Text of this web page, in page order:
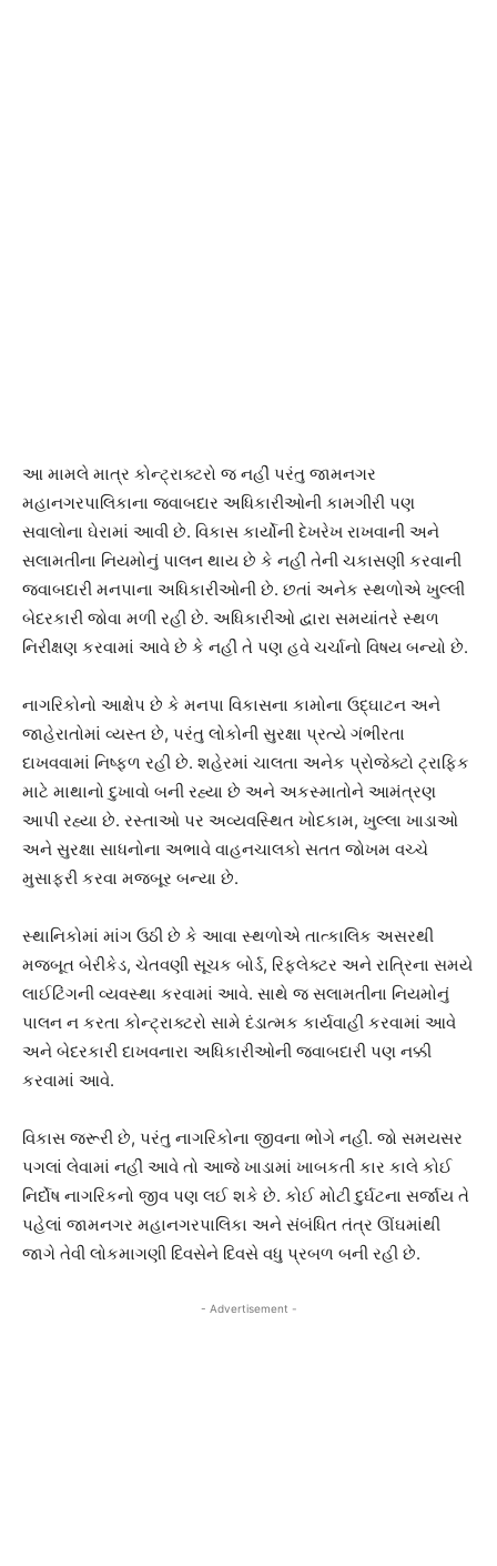
આ મામલે માત્ર કોન્ટ્રાક્ટરો જ નહીં પરંતુ જામનગર
મહાનગરપાલિકાના જવાબદાર અધિકારીઓની કામગીરી પણ
સવાલોના ઘેરામાં આવી છે. વિકાસ કાર્યોની દેખરેખ રાખવાની અને
સલામતીના નિયમોનું પાલન થાય છે કે નહીં તેની ચકાસણી કરવાની
જવાબદારી મનપાના અધિકારીઓની છે. છતાં અનેક સ્થળોએ ખુલ્લી
બેદરકારી જોવા મળી રહી છે. અધિકારીઓ દ્વારા સમયાંતરે સ્થળ
નિરીક્ષણ કરવામાં આવે છે કે નહીં તે પણ હવે ચર્ચાનો વિષય બન્યો છે.
નાગરિકોનો આક્ષેપ છે કે મનપા વિકાસના કામોના ઉદ્ઘાટન અને
જાહેરાતોમાં વ્યસ્ત છે, પરંતુ લોકોની સુરક્ષા પ્રત્યે ગંભીરતા
દાખવવામાં નિષ્ફળ રહી છે. શહેરમાં ચાલતા અનેક પ્રોજેક્ટો ટ્રાફિક
માટે માથાનો દુખાવો બની રહ્યા છે અને અકસ્માતોને આમંત્રણ
આપી રહ્યા છે. રસ્તાઓ પર અવ્યવસ્થિત ખોદકામ, ખુલ્લા ખાડાઓ
અને સુરક્ષા સાધનોના અભાવે વાહનચાલકો સતત જોખમ વચ્ચે
મુસાફરી કરવા મજબૂર બન્યા છે.
સ્થાનિકોમાં માંગ ઉઠી છે કે આવા સ્થળોએ તાત્કાલિક અસરથી
મજબૂત બેરીકેડ, ચેતવણી સૂચક બોર્ડ, રિફ્લેક્ટર અને રાત્રિના સમયે
લાઈટિંગની વ્યવસ્થા કરવામાં આવે. સાથે જ સલામતીના નિયમોનું
પાલન ન કરતા કોન્ટ્રાક્ટરો સામે દંડાત્મક કાર્યવાહી કરવામાં આવે
અને બેદરકારી દાખવનારા અધિકારીઓની જવાબદારી પણ નક્કી
કરવામાં આવે.
વિકાસ જરૂરી છે, પરંતુ નાગરિકોના જીવના ભોગે નહીં. જો સમયસર
પગલાં લેવામાં નહીં આવે તો આજે ખાડામાં ખાબકતી કાર કાલે કોઈ
નિર્દોષ નાગરિકનો જીવ પણ લઈ શકે છે. કોઈ મોટી દુર્ઘટના સર્જાય તે
પહેલાં જામનગર મહાનગરપાલિકા અને સંબંધિત તંત્ર ઊંઘમાંથી
જાગે તેવી લોકમાગણી દિવસેને દિવસે વધુ પ્રબળ બની રહી છે.
- Advertisement -